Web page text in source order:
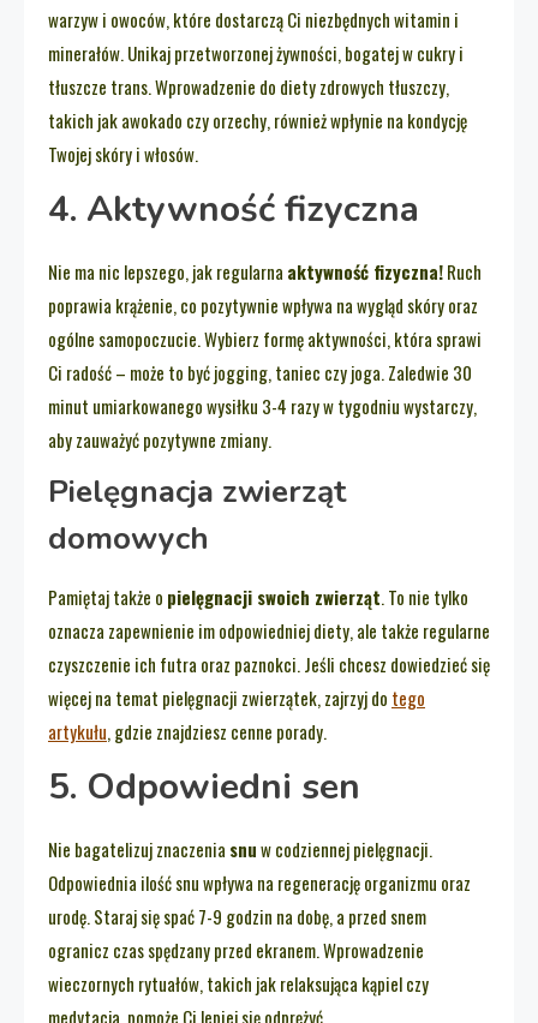
warzyw i owoców, które dostarczą Ci niezbędnych witamin i
minerałów. Unikaj przetworzonej żywności, bogatej w cukry i
tłuszcze trans. Wprowadzenie do diety zdrowych tłuszczy,
takich jak awokado czy orzechy, również wpłynie na kondycję
Twojej skóry i włosów.
4. Aktywność fizyczna
Nie ma nic lepszego, jak regularna aktywność fizyczna!Ruch
poprawia krążenie, co pozytywnie wpływa na wygląd skóry oraz
ogólne samopoczucie. Wybierz formę aktywności, która sprawi
Ci radość – może to być jogging, taniec czy joga. Zaledwie 30
minut umiarkowanego wysiłku 3-4 razy w tygodniu wystarczy,
aby zauważyć pozytywne zmiany.
Pielęgnacja zwierząt
domowych
Pamiętaj także o pielęgnacji swoich zwierząt. To nie tylko
oznacza zapewnienie im odpowiedniej diety, ale także regularne
czyszczenie ich futra oraz paznokci. Jeśli chcesz dowiedzieć się
więcej na temat pielęgnacji zwierzątek, zajrzyj do tego
artykułu, gdzie znajdziesz cenne porady.
5. Odpowiedni sen
Nie bagatelizuj znaczenia snuw codziennej pielęgnacji.
Odpowiednia ilość snu wpływa na regenerację organizmu oraz
urodę. Staraj się spać 7-9 godzin na dobę, a przed snem
ogranicz czas spędzany przed ekranem. Wprowadzenie
wieczornych rytuałów, takich jak relaksująca kąpiel czy
medytacja, pomoże Ci lepiej się odprężyć.